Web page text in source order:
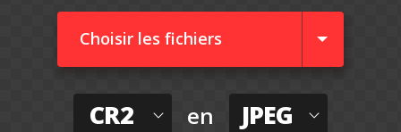
Choisir les fichiers
CR2 en JPEG